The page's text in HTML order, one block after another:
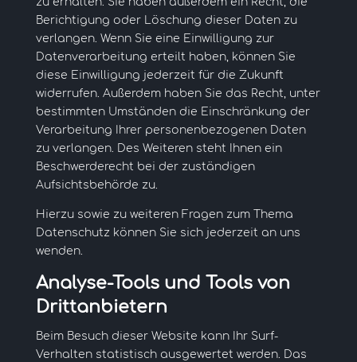
Berichtigung oder Löschung dieser Daten zu
verlangen. Wenn Sie eine Einwilligung zur
Datenverarbeitung erteilt haben, können Sie
diese Einwilligung jederzeit für die Zukunft
widerrufen. Außerdem haben Sie das Recht, unter
bestimmten Umständen die Einschränkung der
Verarbeitung Ihrer personenbezogenen Daten
zu verlangen. Des Weiteren steht Ihnen ein
Beschwerderecht bei der zuständigen
Aufsichtsbehörde zu.
Hierzu sowie zu weiteren Fragen zum Thema
Datenschutz können Sie sich jederzeit an uns
wenden.
Analyse-Tools und Tools von
Dritt­anbietern
Beim Besuch dieser Website kann Ihr Surf-
Verhalten statistisch ausgewertet werden. Das